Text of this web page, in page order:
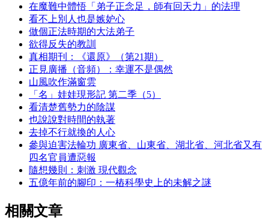
在魔難中體悟「弟子正念足，師有回天力」的法理
看不上別人也是嫉妒心
做個正法時期的大法弟子
欲得反失的教訓
真相期刊：《還原》（第21期）
正見廣播（音頻）：幸運不是偶然
山風吹作滿窗雲
「名」娃娃現形記 第二季（5）
看清楚舊勢力的陰謀
也說說對時間的執著
去掉不行就換的人心
參與迫害法輪功 廣東省、山東省、湖北省、河北省又有
四名官員遭惡報
隨想幾則：刺激 現代觀念
五億年前的腳印：一樁科學史上的未解之謎
相關文章